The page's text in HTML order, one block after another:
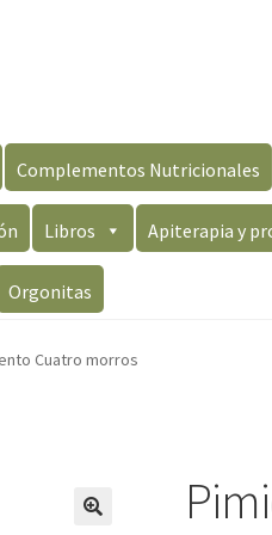
Complementos Nutricionales
Libros Apiterapia y
Orgonitas
Cuatro morros